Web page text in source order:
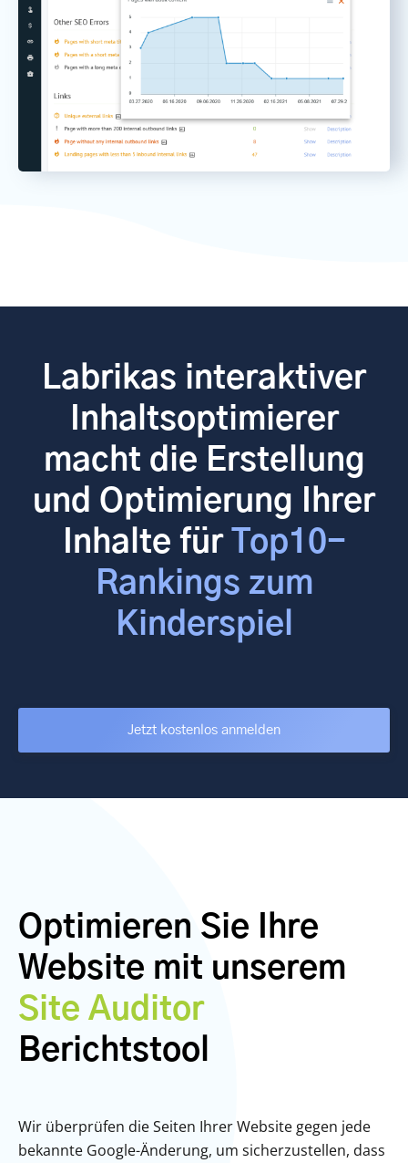
Labrikas interaktiver
Inhaltsoptimierer
macht die Erstellung
und Optimierung Ihrer
Inhalte für
Top10-
Rankings zum
Kinderspiel
Jetzt kostenlos anmelden
Optimieren Sie Ihre
Website mit unserem
Site Auditor
Berichtstool
Wir überprüfen die Seiten Ihrer Website gegen jede
bekannte Google-Änderung, um sicherzustellen, dass